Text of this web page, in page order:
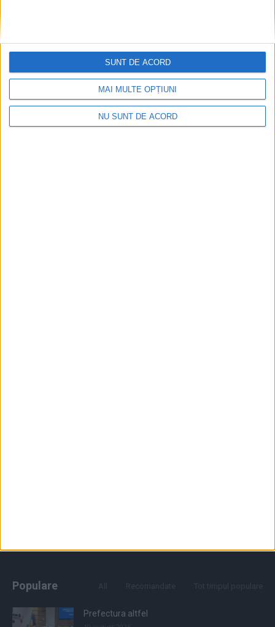
MAI MULTE OPȚIUNI
NU SUNT DE ACORD
SUNT DE ACORD
Populare
Prefectura altfel